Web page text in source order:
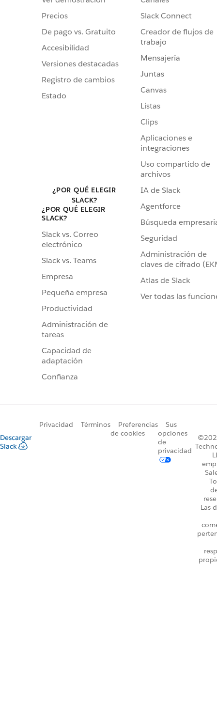
Precios
De pago vs. Gratuito
Accesibilidad
Versiones destacadas
Registro de cambios
Estado
¿POR QUÉ ELEGIR
SLACK?
¿POR QUÉ ELEGIR
SLACK?
Slack vs. Correo
electrónico
Slack vs. Teams
Empresa
Pequeña empresa
Productividad
Administración de
tareas
Capacidad de
adaptación
Confianza
Slack Connect
Creador de flujos de
trabajo
Mensajería
Juntas
Canvas
Listas
Clips
Aplicaciones e
integraciones
Uso compartido de
archivos
IA de Slack
Agentforce
Búsqueda
Seguridad
Administración de
claves de cifrado
Atlas de Slack
Ver todas las
Descargar
Slack
Privacidad Términos
Preferencias
de cookies
Sus
opciones
de
privacidad
Las